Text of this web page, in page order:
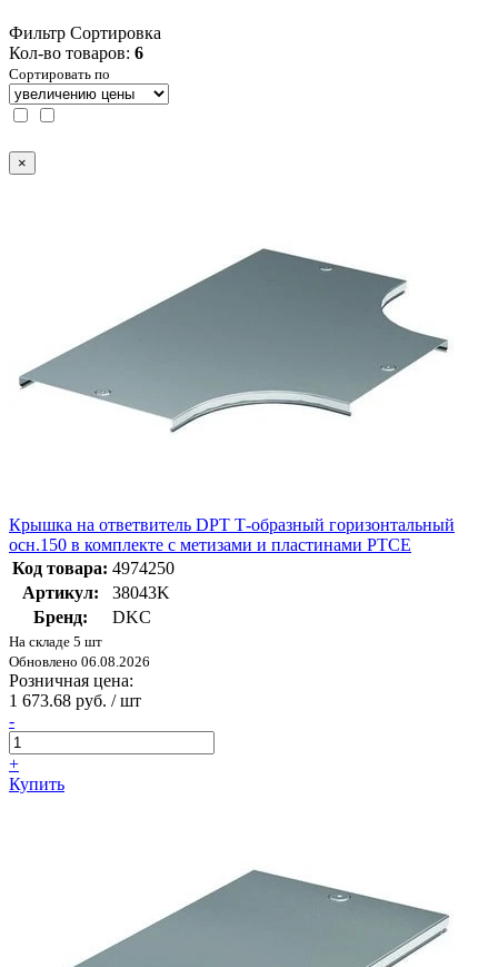
Фильтр Сортировка
Кол-во товаров: 6
Сортировать по
×
Крышка на ответвитель DPT Т-образный горизонтальный
осн.150 в комплекте с метизами и пластинами PTCE
Код товара: 4974250
Артикул:
38043K
Бренд:
DKC
На складе 5 шт
Обновлено 06.08.2026
Розничная цена:
1 673.68 руб. / шт
-
+
Купить